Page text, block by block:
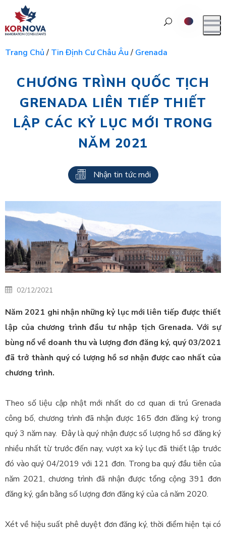
Trang Chủ/ Tin Định Cư Châu Âu/ Grenada
CHƯƠNG TRÌNH QUỐC TỊCH
GRENADA LIÊN TIẾP THIẾT
LẬP CÁC KỶ LỤC MỚI TRONG
NĂM 2021
Nhận tin tức mới
02/12/2021
Năm 2021 ghi nhận những kỷ lục mới liên tiếp được thiết
lập của chương trình đầu tư nhập tịch Grenada. Với sự
bùng nổ về doanh thu và lượng đơn đăng ký, quý 03/2021
đã trở thành quý có lượng hồ sơ nhận được cao nhất của
chương trình.
Theo số liệu cập nhật mới nhất do cơ quan di trú Grenada
công bố, chương trình đã nhận được 165 đơn đăng ký trong
quý 3 năm nay. Đây là quý nhận được số lượng hồ sơ đăng ký
nhiều nhất từ trước đến nay, vượt xa kỷ lục đã thiết lập trước
đó vào quý 04/2019 với 121 đơn. Trong ba quý đầu tiên của
năm 2021, chương trình đã nhận được tổng cộng 391 đơn
đăng ký, gần bằng số lượng đơn đăng ký của cả năm 2020.
Xét về hiệu suất phê duyệt đơn đăng ký, thời điểm hiện tại có